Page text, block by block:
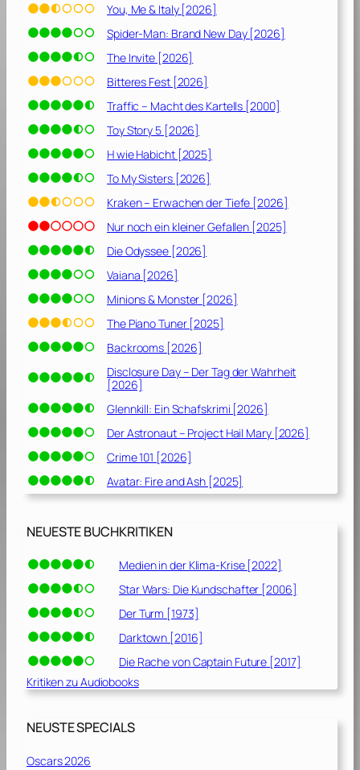
You, Me & Italy [2026]
Spider-Man: Brand New Day [2026]
The Invite [2026]
Bitteres Fest [2026]
Traffic – Macht des Kartells [2000]
Toy Story 5 [2026]
H wie Habicht [2025]
To My Sisters [2026]
Kraken – Erwachen der Tiefe [2026]
Nur noch ein kleiner Gefallen [2025]
Die Odyssee [2026]
Vaiana [2026]
Minions & Monster [2026]
The Piano Tuner [2025]
Backrooms [2026]
Disclosure Day – Der Tag der Wahrheit
[2026]
Glennkill: Ein Schafskrimi [2026]
Der Astronaut – Project Hail Mary [2026]
Crime 101 [2026]
Avatar: Fire and Ash [2025]
NEUESTE BUCHKRITIKEN
Medien in der Klima-Krise [2022]
Star Wars: Die Kundschafter [2006]
Der Turm [1973]
Darktown [2016]
Die Rache von Captain Future [2017]
Kritiken zu Audiobooks
NEUSTE SPECIALS
Oscars 2026